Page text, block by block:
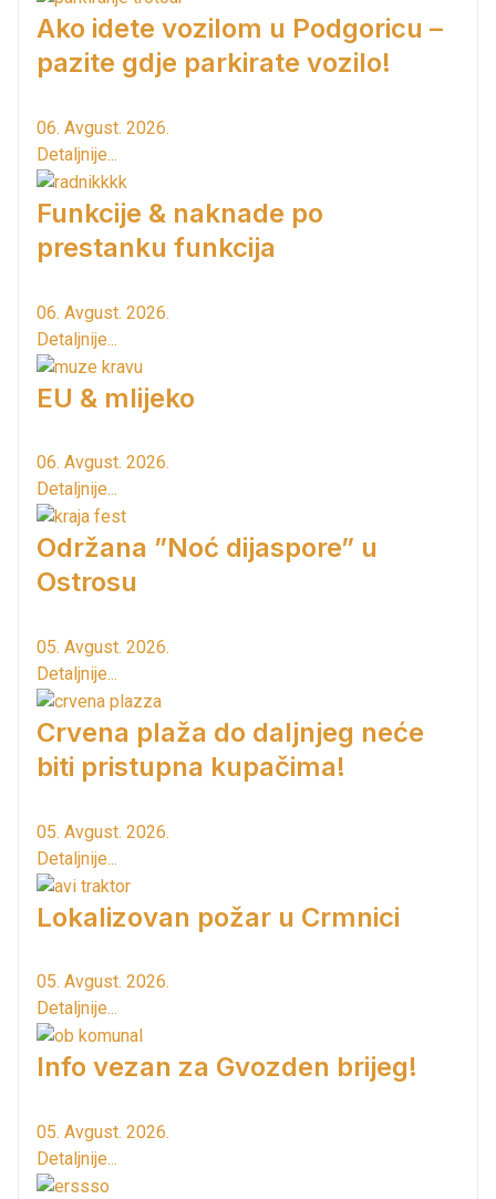
Ako idete vozilom u Podgoricu –
pazite gdje parkirate vozilo!
06. Avgust. 2026.
Detaljnije...
Funkcije & naknade po
prestanku funkcija
06. Avgust. 2026.
Detaljnije...
EU & mlijeko
06. Avgust. 2026.
Detaljnije...
Održana ”Noć dijaspore” u
Ostrosu
05. Avgust. 2026.
Detaljnije...
Crvena plaža do daljnjeg neće
biti pristupna kupačima!
05. Avgust. 2026.
Detaljnije...
Lokalizovan požar u Crmnici
05. Avgust. 2026.
Detaljnije...
Info vezan za Gvozden brijeg!
05. Avgust. 2026.
Detaljnije...